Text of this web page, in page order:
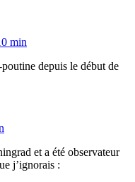
min
depuis le début de
et a été observateur
j’ignorais :